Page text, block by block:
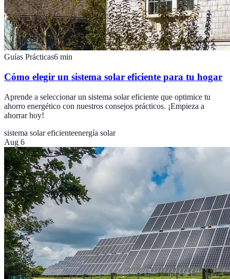
Guías Prácticas6 min
Cómo elegir un sistema solar eficiente para tu hogar
Aprende a seleccionar un sistema solar eficiente que optimice tu
ahorro energético con nuestros consejos prácticos. ¡Empieza a
ahorrar hoy!
sistema solar eficienteenergía solar
Aug 6